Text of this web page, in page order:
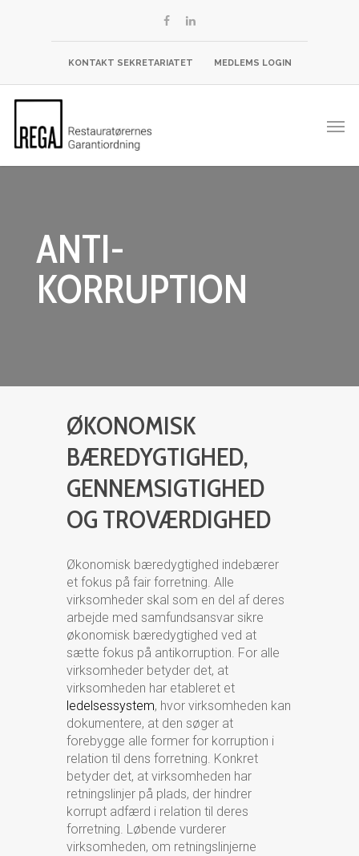
KONTAKT SEKRETARIATET MEDLEMS LOGIN
ANTI-
KORRUPTION
ØKONOMISK
BÆREDYGTIGHED,
GENNEMSIGTIGHED
OG TROVÆRDIGHED
Økonomisk bæredygtighed indebærer
et fokus på fair forretning. Alle
virksomheder skal som en del af deres
arbejde med samfundsansvar sikre
økonomisk bæredygtighed ved at
sætte fokus på antikorruption. For alle
virksomheder betyder det, at
virksomheden har etableret et
ledelsessystem, hvor virksomheden kan
dokumentere, at den søger at
forebygge alle former for korruption i
relation til dens forretning. Konkret
betyder det, at virksomheden har
retningslinjer på plads, der hindrer
korrupt adfærd i relation til deres
forretning. Løbende vurderer
virksomheden, om retningslinjerne